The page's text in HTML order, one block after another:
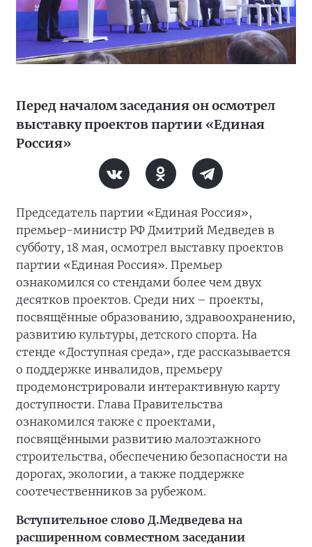
Перед началом заседания он осмотрел
выставку проектов партии «Единая
Россия»
Председатель партии «Единая Россия»,
премьер-министр РФ Дмитрий Медведев в
субботу, 18 мая, осмотрел выставку проектов
партии «Единая Россия». Премьер
ознакомился со стендами более чем двух
десятков проектов. Среди них – проекты,
посвящённые образованию, здравоохранению,
развитию культуры, детского спорта. На
стенде «Доступная среда», где рассказывается
о поддержке инвалидов, премьеру
продемонстрировали интерактивную карту
доступности. Глава Правительства
ознакомился также с проектами,
посвящёнными развитию малоэтажного
строительства, обеспечению безопасности на
дорогах, экологии, а также поддержке
соотечественников за рубежом.
Вступительное слово Д.Медведева на
расширенном совместном заседании